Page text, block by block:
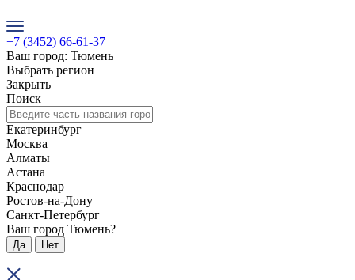
+7 (3452) 66-61-37
Ваш город: Тюмень
Выбрать регион
Закрыть
Поиск
Екатеринбург
Москва
Алматы
Астана
Краснодар
Ростов-на-Дону
Санкт-Петербург
Ваш город Тюмень?
Да Нет